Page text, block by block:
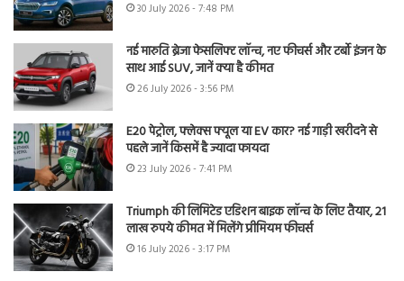
30 July 2026 - 7:48 PM
नई मारुति ब्रेजा फेसलिफ्ट लॉन्च, नए फीचर्स और टर्बो इंजन के
साथ आई SUV, जानें क्या है कीमत
26 July 2026 - 3:56 PM
E20 पेट्रोल, फ्लेक्स फ्यूल या EV कार? नई गाड़ी खरीदने से
पहले जानें किसमें है ज्यादा फायदा
23 July 2026 - 7:41 PM
Triumph की लिमिटेड एडिशन बाइक लॉन्च के लिए तैयार, 21
लाख रुपये कीमत में मिलेंगे प्रीमियम फीचर्स
16 July 2026 - 3:17 PM